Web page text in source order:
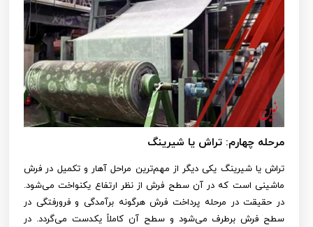
مرحله چهارم: تراش یا شیرینگ
تراش یا شیرینگ یکی دیگر از مهم‌ترین مراحل آهار و تکمیل در فرش
ماشینی است که در آن سطح فرش از نظر ارتفاع یکنواخت می‌شود.
در حقیقت در مرحله پرداخت فرش هرگونه برآمدگی و فرورفتگی در
سطح فرش برطرف می‌شود و سطح آن کاملاً یکدست می‌گردد. در